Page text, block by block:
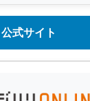
公式サイト